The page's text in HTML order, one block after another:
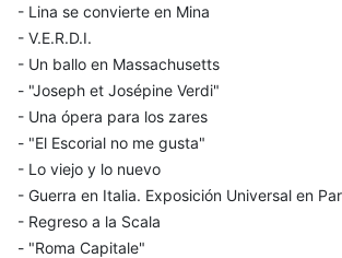
- Lina se convierte en Mina
- V.E.R.D.I.
- Un ballo en Massachusetts
- "Joseph et Josépine Verdi"
- Una ópera para los zares
- "El Escorial no me gusta"
- Lo viejo y lo nuevo
- Guerra en Italia. Exposición Universal en
- Regreso a la Scala
- "Roma Capitale"